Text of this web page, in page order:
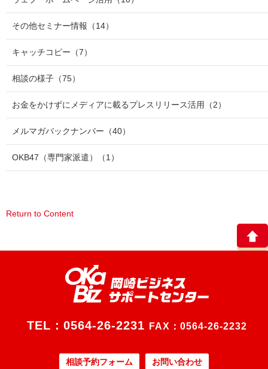
その他セミナー情報 （14）
キャッチコピー （7）
相談の様子 （75）
お金をかけずにメディアに載るプレスリリース活用 （2）
メルマガバックナンバー （40）
OKB47（専門家派遣） （1）
Return to Content
TEL： 0564-26-2231 FAX：0564-26-2232
相談予約フォーム お問い合わせ